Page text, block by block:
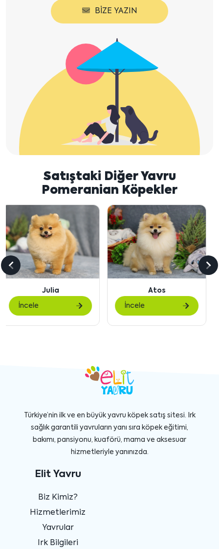
BIZE YAZIN
Satıştaki Diğer Yavru
Pomeranian Köpekler
Atos
İncele
Waffles
İncele
Önceki
göster
Türkiye’nin ilk ve en büyük yavru köpek satış sitesi. Irk
sağlık garantili yavruların yanı sıra köpek eğitimi,
bakımı, pansiyonu, kuaförü, mama ve aksesuar
hizmetleriyle yanınızda.
Elit Yavru
Biz Kimiz?
Hizmetlerimiz
Yavrular
Irk Bilgileri